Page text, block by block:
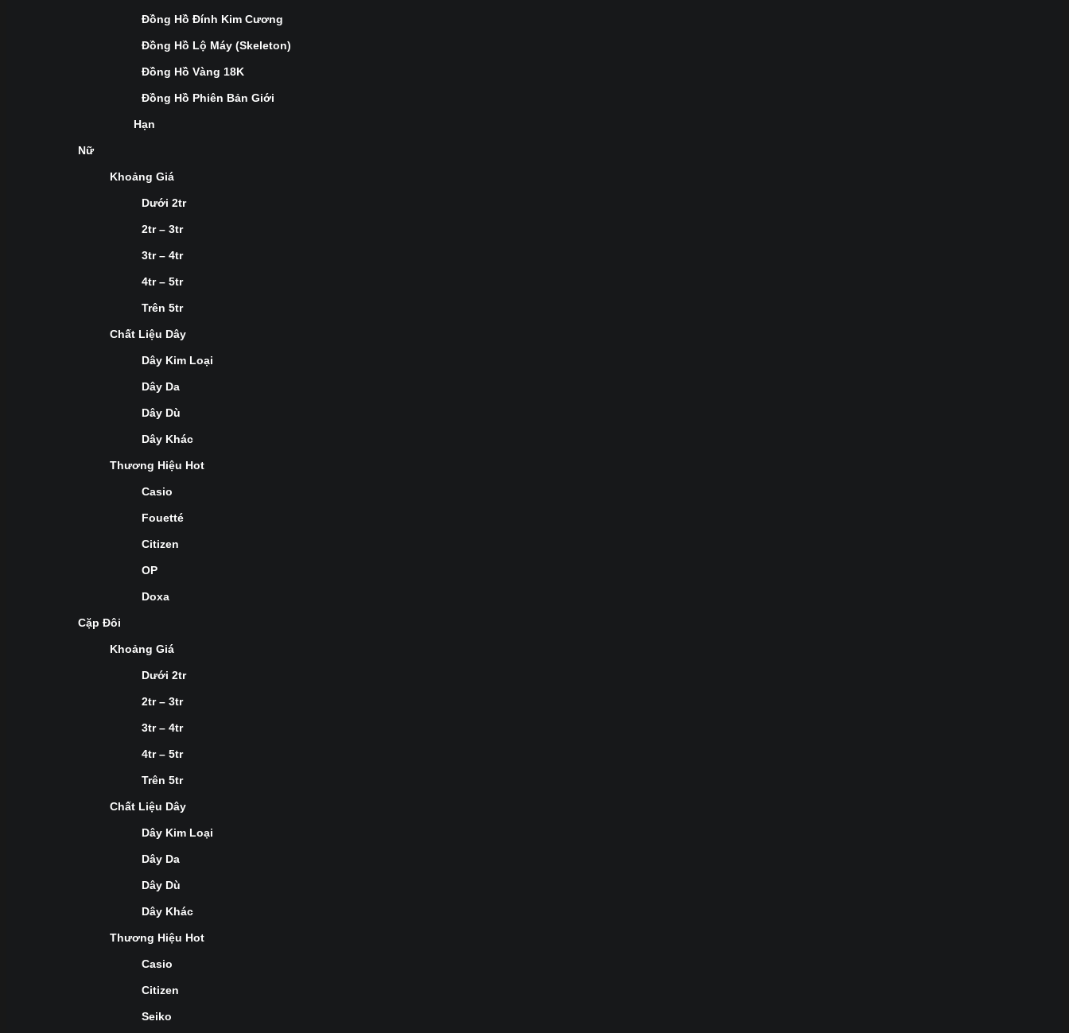
Đồng Hồ Đính Kim Cương
Đồng Hồ Lộ Máy (Skeleton)
Đồng Hồ Vàng 18K
Đồng Hồ Phiên Bản Giới
Hạn
Nữ
Khoảng Giá
Dưới 2tr
2tr – 3tr
3tr – 4tr
4tr – 5tr
Trên 5tr
Chất Liệu Dây
Dây Kim Loại
Dây Da
Dây Dù
Dây Khác
Thương Hiệu Hot
Casio
Fouetté
Citizen
OP
Doxa
Cặp Đôi
Khoảng Giá
Dưới 2tr
2tr – 3tr
3tr – 4tr
4tr – 5tr
Trên 5tr
Chất Liệu Dây
Dây Kim Loại
Dây Da
Dây Dù
Dây Khác
Thương Hiệu Hot
Casio
Citizen
Seiko